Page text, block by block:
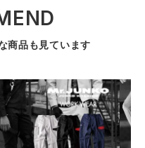
商品も見ています